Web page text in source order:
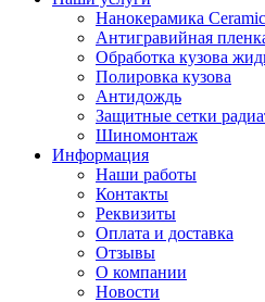
Нанокерамика
Антигравийная
Обработка кузова
Полировка кузова
Антидождь
Защитные сетки
Шиномонтаж
Информация
Наши работы
Контакты
Реквизиты
Оплата и доставка
Отзывы
О компании
Новости